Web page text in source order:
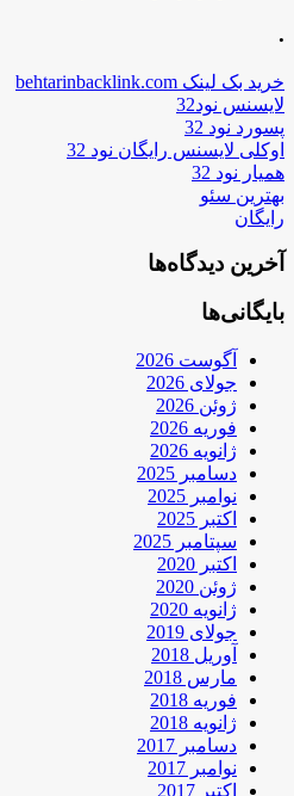
.
خرید بک لینک behtarinbacklink.com
لایسنس نود32
پسورد نود 32
اوکلی لایسنس رایگان نود 32
همیار نود 32
بهترین سئو
رایگان
آخرین دیدگاه‌ها
بایگانی‌ها
آگوست 2026
جولای 2026
ژوئن 2026
فوریه 2026
ژانویه 2026
دسامبر 2025
نوامبر 2025
اکتبر 2025
سپتامبر 2025
اکتبر 2020
ژوئن 2020
ژانویه 2020
جولای 2019
آوریل 2018
مارس 2018
فوریه 2018
ژانویه 2018
دسامبر 2017
نوامبر 2017
اکتبر 2017